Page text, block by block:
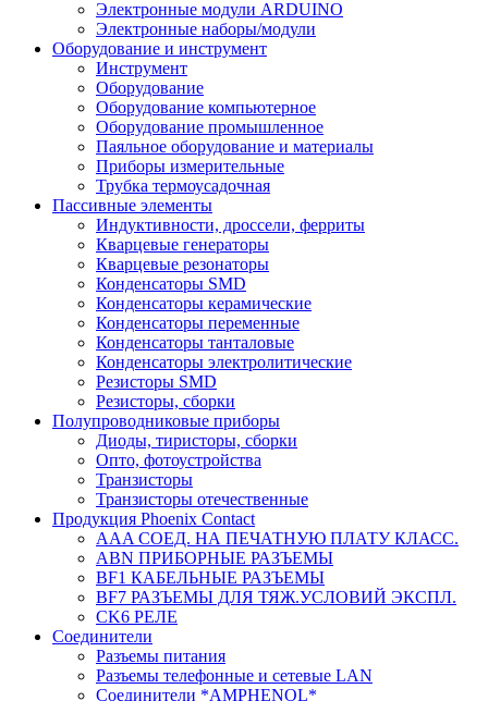
Электронные модули ARDUINO
Электронные наборы/модули
Оборудование и инструмент
Инструмент
Оборудование
Оборудование компьютерное
Оборудование промышленное
Паяльное оборудование и материалы
Приборы измерительные
Трубка термоусадочная
Пассивные элементы
Индуктивности, дроссели, ферриты
Кварцевые генераторы
Кварцевые резонаторы
Конденсаторы SMD
Конденсаторы керамические
Конденсаторы переменные
Конденсаторы танталовые
Конденсаторы электролитические
Резисторы SMD
Резисторы, сборки
Полупроводниковые приборы
Диоды, тиристоры, сборки
Опто, фотоустройства
Транзисторы
Транзисторы отечественные
Продукция Phoenix Contact
AAA СОЕД. НА ПЕЧАТНУЮ ПЛАТУ КЛАСС.
ABN ПРИБОРНЫЕ РАЗЪЕМЫ
BF1 КАБЕЛЬНЫЕ РАЗЪЕМЫ
BF7 РАЗЪЕМЫ ДЛЯ ТЯЖ.УСЛОВИЙ ЭКСПЛ.
CK6 РЕЛЕ
Соединители
Разъемы питания
Разъемы телефонные и сетевые LAN
Соединители *AMPHENOL*